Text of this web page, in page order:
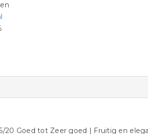
20 Goed tot Zeer goed | Fruitig en